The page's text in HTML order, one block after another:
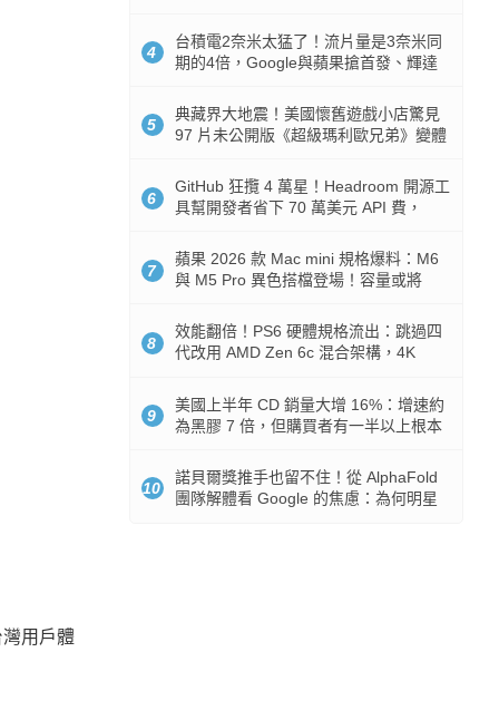
用戶體
4
台積電2奈米太猛了！流片量是3奈米同
期的4倍，Google與蘋果搶首發、輝達
5
典藏界大地震！美國懷舊遊戲小店驚見
97 片未公開版《超級瑪利歐兄弟》變體
6
GitHub 狂攬 4 萬星！Headroom 開源工
具幫開發者省下 70 萬美元 API 費，
7
蘋果 2026 款 Mac mini 規格爆料：M6
與 M5 Pro 異色搭檔登場！容量或將
8
效能翻倍！PS6 硬體規格流出：跳過四
代改用 AMD Zen 6c 混合架構，4K
9
美國上半年 CD 銷量大增 16%：增速約
為黑膠 7 倍，但購買者有一半以上根本
10
諾貝爾獎推手也留不住！從 AlphaFold
團隊解體看 Google 的焦慮：為何明星